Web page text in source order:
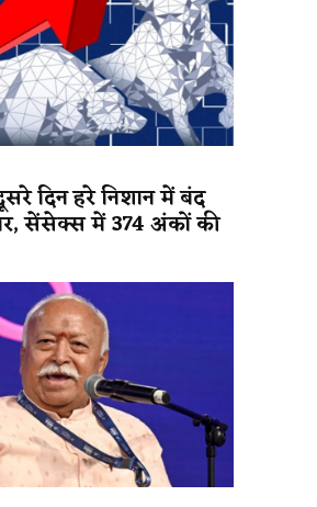
दिन हरे निशान में बंद
सेंसेक्स में 374 अंकों की